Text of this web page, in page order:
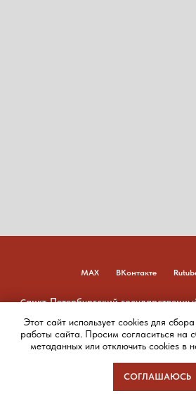
MAX ВКонтакте
Санкт-Петербургский
Наверх
Этот сайт использует cookies для
работы сайта. Просим согласиться на
метаданных или отключить cookies в
СОГЛАШАЮСЬ